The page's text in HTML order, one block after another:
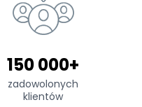
150 000+
zadowolonych
klientów